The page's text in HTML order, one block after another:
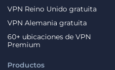
Productos
VPN Reino Unido gratuita
VPN Alemania gratuita
60+ ubicaciones de VPN
Premium